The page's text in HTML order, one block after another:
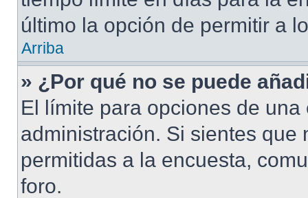
último la opción de permitir a
Arriba
» ¿Por qué no se puede
El límite para opciones de
administración. Si sientes
permitidas a la encuesta,
foro.